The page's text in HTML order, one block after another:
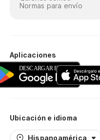
Normas para envío
Aplicaciones
Ubicación e idioma
Hispanoamérica